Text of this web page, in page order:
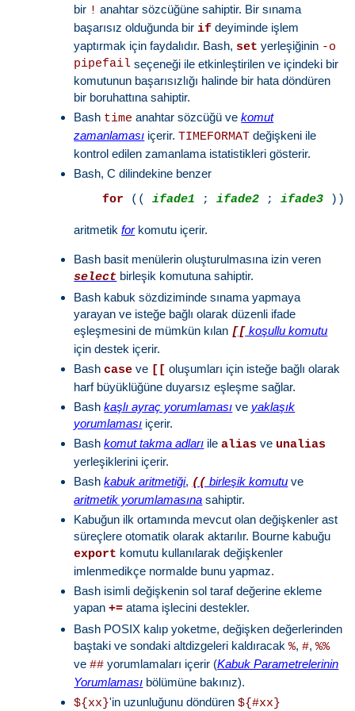
bir ! anahtar sözcüğüne sahiptir. Bir sınama
başarısız olduğunda bir if deyiminde işlem
yaptırmak için faydalıdır. Bash, set yerleşiğinin -o
pipefail seçeneği ile etkinleştirilen ve içindeki bir
komutunun başarısızlığı halinde bir hata döndüren
bir boruhattına sahiptir.
Bash time anahtar sözcüğü vekomut
zamanlaması içerir.TIMEFORMAT değişkeni ile
kontrol edilen zamanlama istatistikleri gösterir.
Bash, C dilindekine benzer
for (( ifade1 ; ifade2 ; ifade3
aritmetikforkomutu içerir.
Bash basit menülerin oluşturulmasına izin veren
select birleşik komutuna sahiptir.
Bash kabuk sözdiziminde sınama yapmaya
yarayan ve isteğe bağlı olarak düzenli ifade
eşleşmesini de mümkün kılan [[ koşullu komutu
için destek içerir.
Bashcase ve [[ oluşumları için isteğe bağlı olarak
harf büyüklüğüne duyarsız eşleşme sağlar.
Bashkaşlı ayraç yorumlaması ve yaklaşık
yorumlaması içerir.
Bashkomut takma adları ilealias ve unalias
yerleşiklerini içerir.
Bashkabuk aritmetiği, (( birleşik komutu ve
aritmetik yorumlamasına sahiptir.
Kabuğun ilk ortamında mevcut olan değişkenler ast
süreçlere otomatik olarak aktarılır. Bourne kabuğu
export komutu kullanılarak değişkenler
imlenmedikçe normalde bunu yapmaz.
Bash isimli değişkenin sol taraf değerine ekleme
yapan+= atama işlecini destekler.
Bash POSIX kalıp yoketme, değişken değerlerinden
baştaki ve sondaki altdizgeleri kaldıracak%,#,%%
ve## yorumlamaları içerir (Kabuk Parametrelerinin
Yorumlaması bölümüne bakınız).
${xx}'in uzunluğunu döndüren${#xx}